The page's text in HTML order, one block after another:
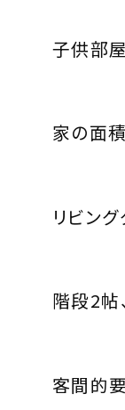
子供部
家の面
リビン
階段2帖
客間的